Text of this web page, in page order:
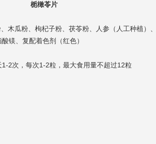
栀橄苓片
粉、枸杞子粉、茯苓粉、人参（人工种植）
镁、复配着色剂（红色）
2次，每次1-2粒，最大食用量不超过12粒